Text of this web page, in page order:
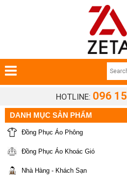
HOTLINE: 096
DANH MỤC SẢN PHẨM
Đồng Phục Áo Phông
Đồng Phục Áo Khoác Gió
Nhà Hàng - Khách Sạn